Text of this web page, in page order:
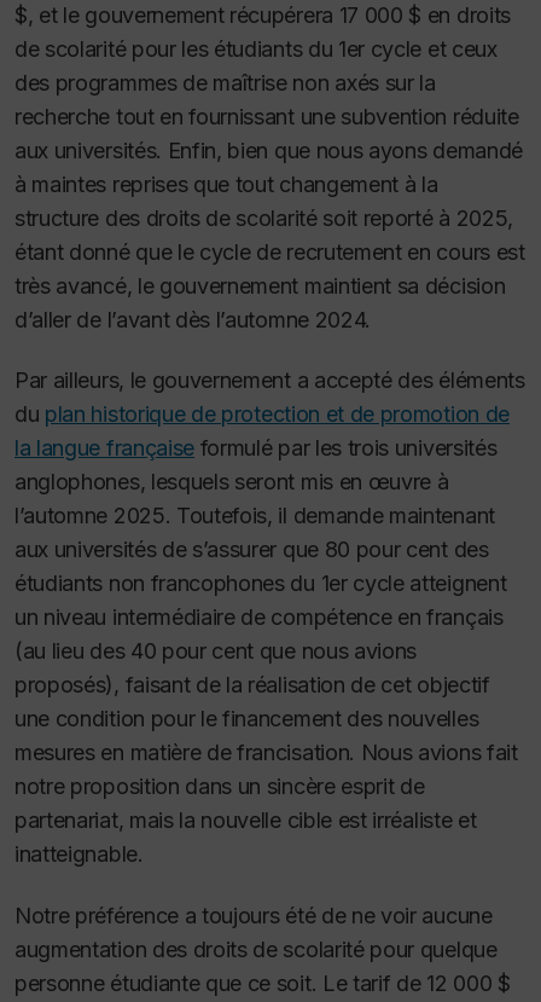
$, et le gouvernement récupérera 17 000 $ en droits
de scolarité pour les étudiants du 1er cycle et ceux
des programmes de maîtrise non axés sur la
recherche tout en fournissant une subvention réduite
aux universités. Enfin, bien que nous ayons demandé
à maintes reprises que tout changement à la
structure des droits de scolarité soit reporté à 2025,
étant donné que le cycle de recrutement en cours est
très avancé, le gouvernement maintient sa décision
d’aller de l’avant dès l’automne 2024.
Par ailleurs, le gouvernement a accepté des éléments
du plan historique de protection et de promotion de
la langue française formulé par les trois universités
anglophones, lesquels seront mis en œuvre à
l’automne 2025. Toutefois, il demande maintenant
aux universités de s’assurer que 80 pour cent des
étudiants non francophones du 1er cycle atteignent
un niveau intermédiaire de compétence en français
(au lieu des 40 pour cent que nous avions
proposés), faisant de la réalisation de cet objectif
une condition pour le financement des nouvelles
mesures en matière de francisation. Nous avions fait
notre proposition dans un sincère esprit de
partenariat, mais la nouvelle cible est irréaliste et
inatteignable.
Notre préférence a toujours été de ne voir aucune
augmentation des droits de scolarité pour quelque
personne étudiante que ce soit. Le tarif de 12 000 $